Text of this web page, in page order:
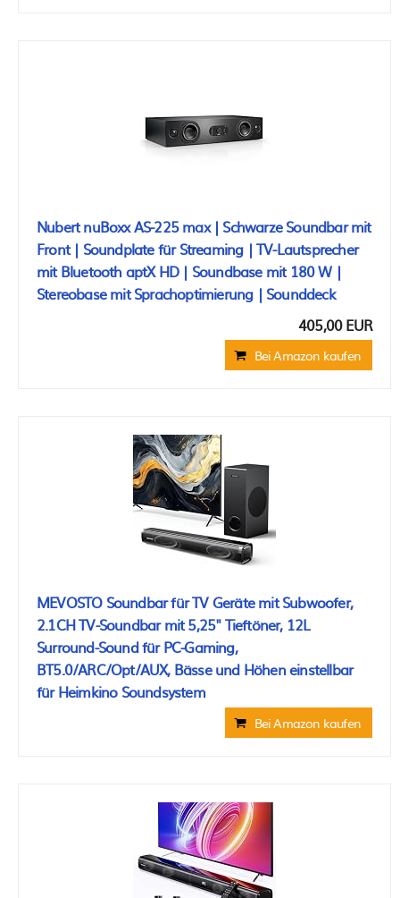
Nubert nuBoxx AS-225 max | Schwarze Soundbar mit
Front | Soundplate für Streaming | TV-Lautsprecher
mit Bluetooth aptX HD | Soundbase mit 180 W |
Stereobase mit Sprachoptimierung | Sounddeck
405,00 EUR
Bei Amazon kaufen
MEVOSTO Soundbar für TV Geräte mit Subwoofer,
2.1CH TV-Soundbar mit 5,25" Tieftöner, 12L
Surround-Sound für PC-Gaming,
BT5.0/ARC/Opt/AUX, Bässe und Höhen einstellbar
für Heimkino Soundsystem
Bei Amazon kaufen